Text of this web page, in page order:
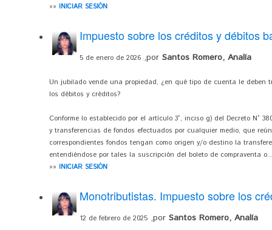
»» INICIAR SESIÓN
Impuesto sobre los créditos y débitos
5 de enero de 2026 ,por Santos Romero, Analía
Un jubilado vende una propiedad, ¿en qué tipo de cuenta le deben
los débitos y créditos?
Conforme lo establecido por el artículo 3°, inciso g) del Decreto N°
y transferencias de fondos efectuados por cualquier medio, que
correspondientes fondos tengan como origen y/o destino la
entendiéndose por tales la suscripción del boleto de compraventa
»» INICIAR SESIÓN
Monotributistas. Impuesto sobre los
12 de febrero de 2025 ,por Santos Romero, Analía